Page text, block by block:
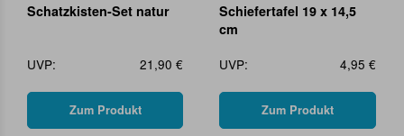
Schatzkisten-Set natur
UVP: 21,90 €
Zum Produkt
Schiefertafel 19 x 14,5
cm
UVP:
4,95 €
Zum Produkt